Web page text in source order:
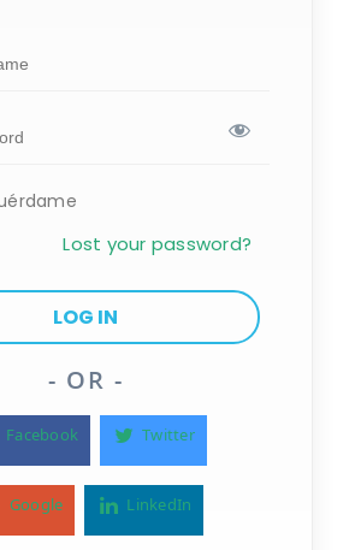
Lost your password?
- OR -
Facebook Twitter
Google LinkedIn